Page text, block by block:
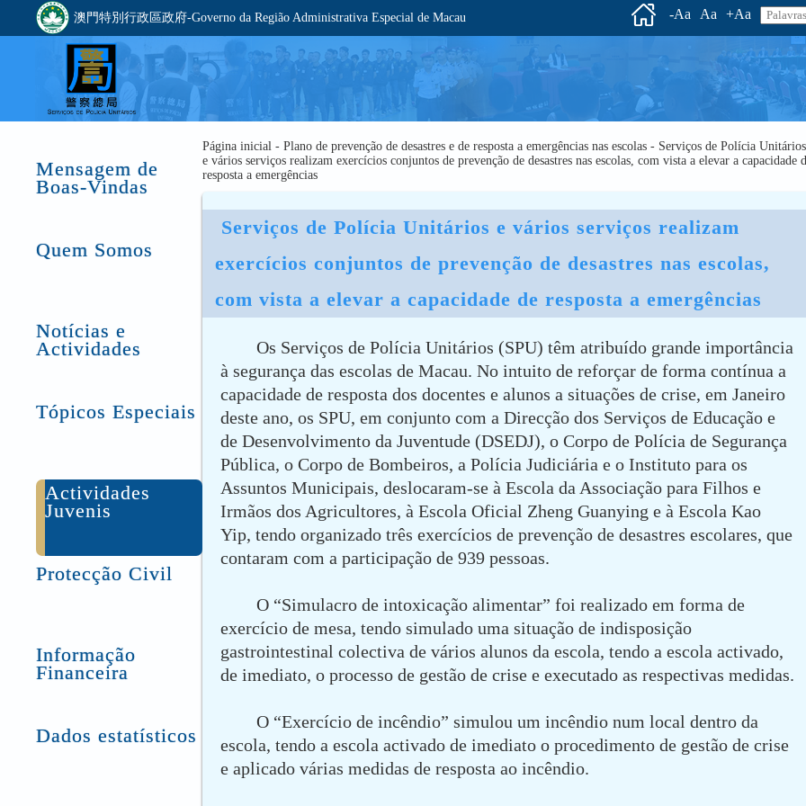
澳門特別行政區政府-Governo da Região Administrativa Especial de Macau -Aa Aa +Aa
Mensagem de
Boas-Vindas
Quem Somos
Notícias e
Actividades
Tópicos Especiais
Actividades
Juvenis
Protecção Civil
Informação
Financeira
Dados estatísticos
Página inicial - Plano de prevenção de desastres e de resposta a emergências nas escolas - Serviços de Polícia Unitários
e vários serviços realizam exercícios conjuntos de prevenção de desastres nas escolas, com vista a elevar a capacidade
resposta a emergências
exercícios conjuntos de prevenção de desastres nas escolas,
com vista a elevar a capacidade de resposta a emergências
Os Serviços de Polícia Unitários (SPU) têm atribuído grande importância
à segurança das escolas de Macau. No intuito de reforçar de forma contínua a
capacidade de resposta dos docentes e alunos a situações de crise, em Janeiro
deste ano, os SPU, em conjunto com a Direcção dos Serviços de Educação e
de Desenvolvimento da Juventude (DSEDJ), o Corpo de Polícia de Segurança
Pública, o Corpo de Bombeiros, a Polícia Judiciária e o Instituto para os
Assuntos Municipais, deslocaram-se à Escola da Associação para Filhos e
Irmãos dos Agricultores, à Escola Oficial Zheng Guanying e à Escola Kao
Yip, tendo organizado três exercícios de prevenção de desastres escolares, que
contaram com a participação de 939 pessoas.
O “Simulacro de intoxicação alimentar” foi realizado em forma de
exercício de mesa, tendo simulado uma situação de indisposição
gastrointestinal colectiva de vários alunos da escola, tendo a escola activado,
de imediato, o processo de gestão de crise e executado as respectivas medidas.
O “Exercício de incêndio” simulou um incêndio num local dentro da
escola, tendo a escola activado de imediato o procedimento de gestão de crise
e aplicado várias medidas de resposta ao incêndio.